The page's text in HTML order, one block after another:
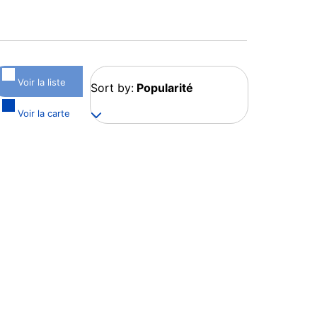
Voir la liste
Voir la carte
Sort by: Popularité